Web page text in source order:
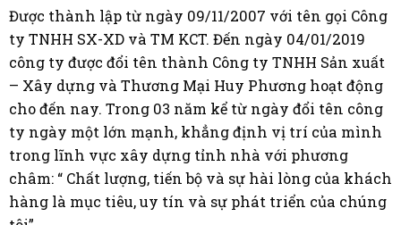
Được thành lập từ ngày 09/11/2007 với tên gọi Công
ty TNHH SX-XD và TM KCT. Đến ngày 04/01/2019
công ty được đổi tên thành Công ty TNHH Sản xuất
– Xây dựng và Thương Mại Huy Phương hoạt động
cho đến nay. Trong 03 năm kể từ ngày đổi tên công
ty ngày một lớn mạnh, khẳng định vị trí của mình
trong lĩnh vực xây dựng tỉnh nhà với phương
châm: “ Chất lượng, tiến bộ và sự hài lòng của khách
hàng là mục tiêu, uy tín và sự phát triển của chúng